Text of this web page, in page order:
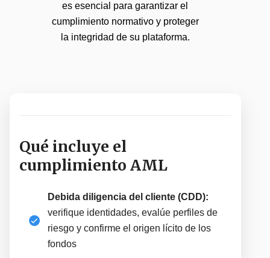
es esencial para garantizar el
cumplimiento normativo y proteger
la integridad de su plataforma.
Qué incluye el
cumplimiento AML
Debida diligencia del cliente (CDD):
verifique identidades, evalúe perfiles de
riesgo y confirme el origen lícito de los
fondos